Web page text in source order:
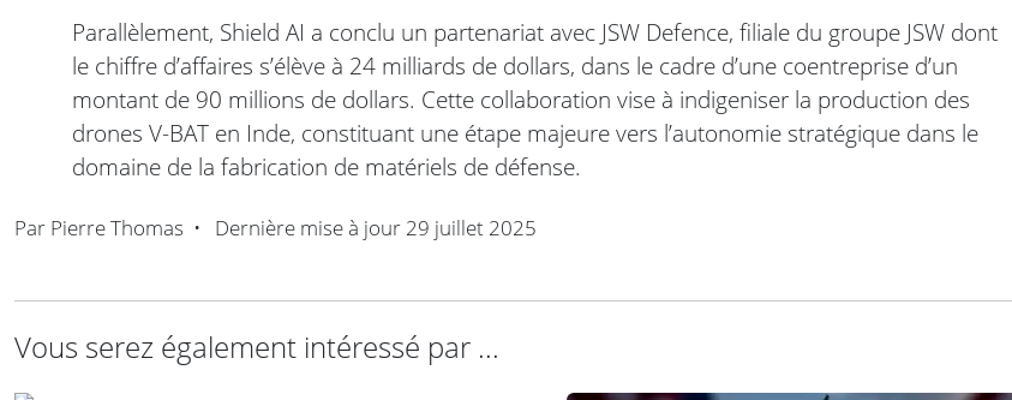
Parallèlement, Shield AI a conclu un partenariat avec JSW Defence, filiale du groupe JSW dont
le chiffre d’affaires s’élève à 24 milliards de dollars, dans le cadre d’une coentreprise d’un
montant de 90 millions de dollars. Cette collaboration vise à indigeniser la production des
drones V-BAT en Inde, constituant une étape majeure vers l’autonomie stratégique dans le
domaine de la fabrication de matériels de défense.
Par Pierre Thomas • Dernière mise à jour 29 juillet 2025
Vous serez également intéressé par ...